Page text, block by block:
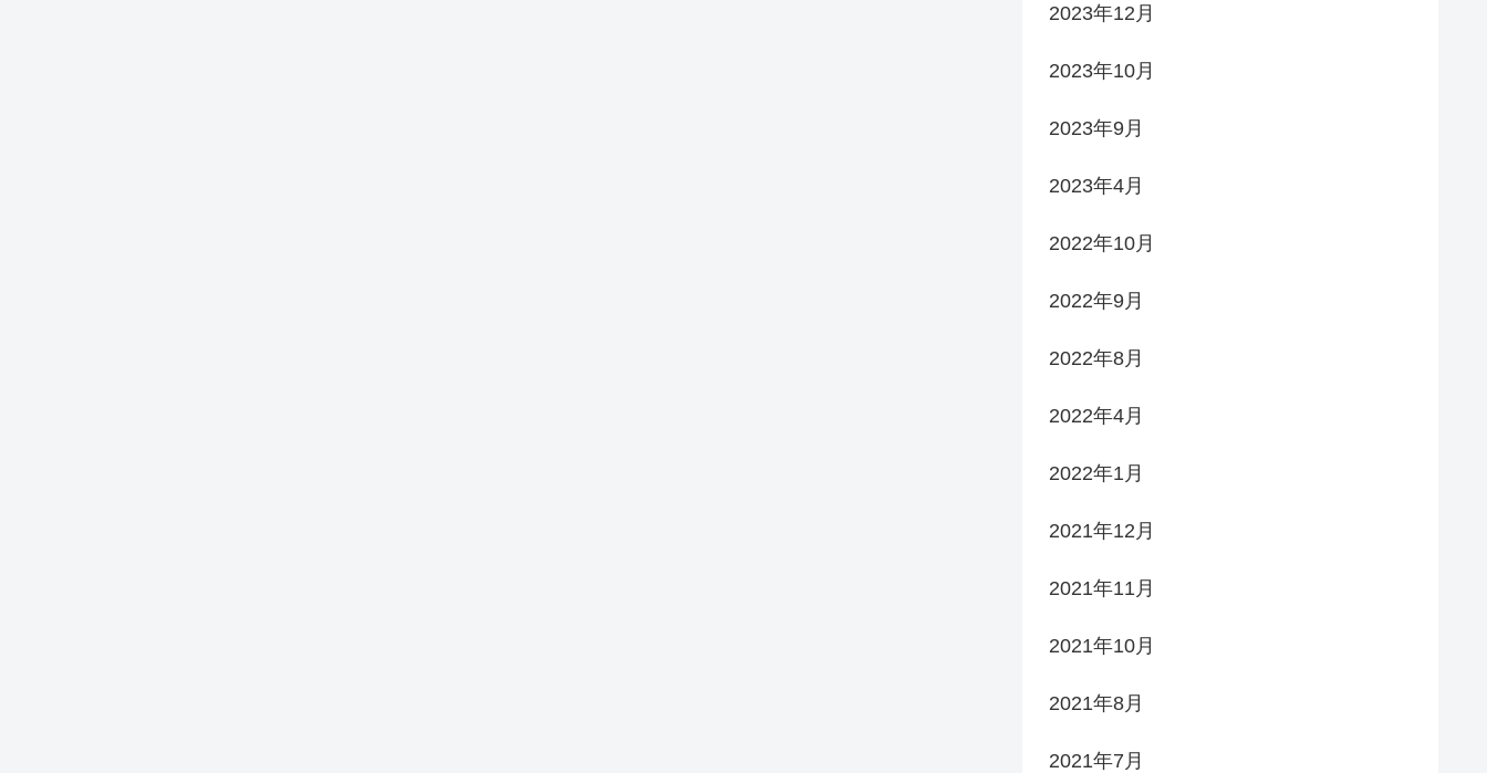
2023年12月
2023年10月
2023年9月
2023年4月
2022年10月
2022年9月
2022年8月
2022年4月
2022年1月
2021年12月
2021年11月
2021年10月
2021年8月
2021年7月